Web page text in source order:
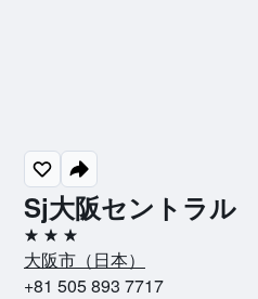
Sj大阪セントラル
3つ星
大阪市​（日本​）​
+81 505 893 7717